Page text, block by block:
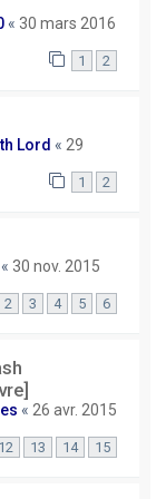
« 30 mars 2016
1 2
Lord « 29
1 2
« 30 nov. 2015
2 3 4 5 6
« 26 avr. 2015
12 13 14 15